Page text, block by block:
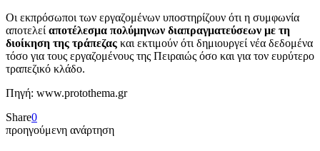
Οι εκπρόσωποι των εργαζομένων υποστηρίζουν ότι η συμφωνία
αποτελεί αποτέλεσμα πολύμηνων διαπραγματεύσεων με τη
διοίκηση της τράπεζας και εκτιμούν ότι δημιουργεί νέα δεδομένα
τόσο για τους εργαζομένους της Πειραιώς όσο και για τον ευρύτερο
τραπεζικό κλάδο.
Πηγή: www.protothema.gr
Share0
προηγούμενη ανάρτηση